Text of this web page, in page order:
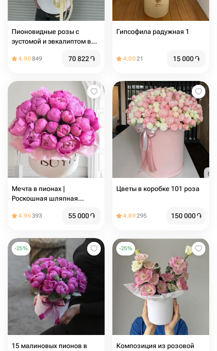
Пионовидные розы с
эустомой и эвкалиптом в
4.90849 70 822֏
Гипсофила радужная 1
4.0021 15 000֏
Мечта в пионах |
Роскошная шляпная
4.96393 55 000֏
Цветы в коробке 101 роза
4.89295 150 000֏
-25%
15 малиновых пионов в
-25%
Композиция из розовой